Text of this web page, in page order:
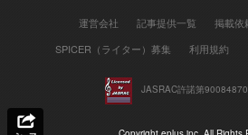
運営会社 記事提供一覧
掲載依
SPICER（ライター）募集
利用規約
JASRAC許諾第